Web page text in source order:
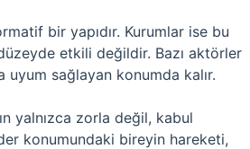
bir yapıdır. Kurumlar ise bu
etkili değildir. Bazı aktörler
uyum sağlayan konumda kalır.
yalnızca zorla değil, kabul
konumundaki bireyin hareketi,